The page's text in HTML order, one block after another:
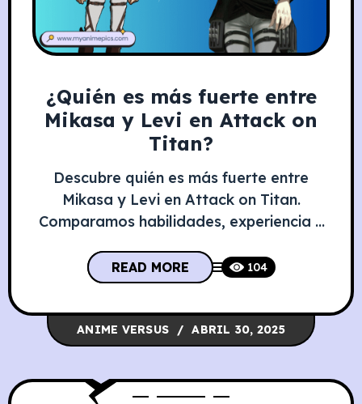
¿Quién es más fuerte entre
Mikasa y Levi en Attack on
Titan?
Descubre quién es más fuerte entre
Mikasa y Levi en Attack on Titan.
Comparamos habilidades, experiencia y
En el universo de Attack on Titan, dos
nombres destacan por su destreza en
combate: Mikasa Ackerman y Levi
Ackerman. Ambos pertenecen al
misterioso clan Ackerman, conocido por
READ MORE 104
ANIME VERSUS ABRIL 30, 2025